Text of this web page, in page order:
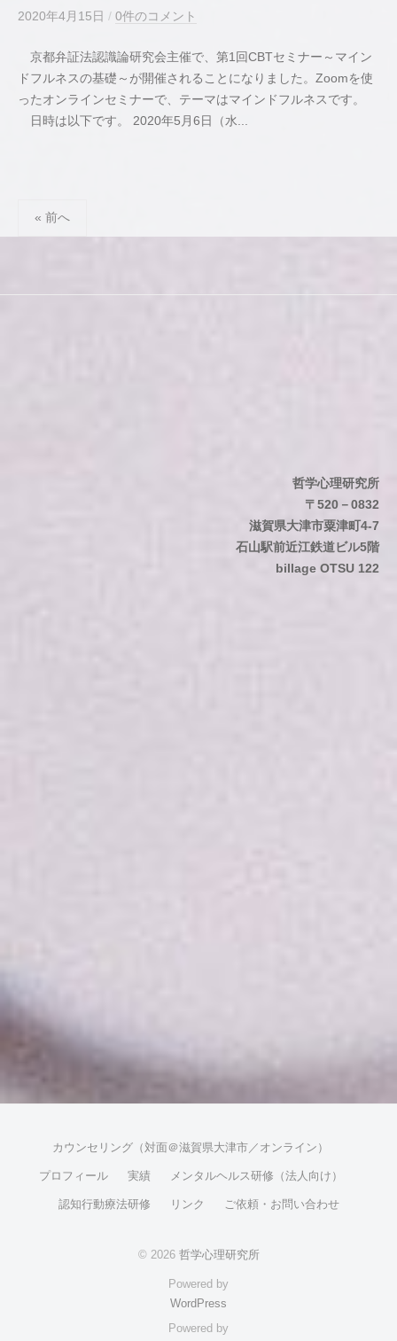
2020年4月15日 b
若
井
貴
史
臨
/ 0件のコメント
京都弁証法認識論研究会主催で、第1回CBTセミナー～マイン
ドフルネスの基礎～が開催されることになりました。Zoomを使
ったオンラインセミナーで、テーマはマインドフルネスです。
日時は以下です。 2020年5月6日（水...
稿
« 前へ
哲学心理研究所
〒520－0832
滋賀県大津市粟津町4-7
石山駅前近江鉄道ビル5階
billage OTSU 122
カウンセリング（対面＠滋賀県大津市／オンライン）
プロフィール 実績 メンタルヘルス研修（法人向け）
認知行動療法研修 リンク ご依頼・お問い合わせ
© 2026 哲学心理研究所
Powered by
WordPress
Powered by